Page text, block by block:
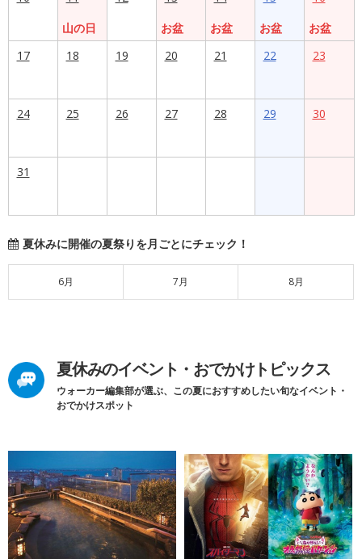
山の日
お盆
お盆
お盆
お盆
17
18 19 20 21 22 23
24 25 26 27 28 29 30
31
夏休みに開催の夏祭りを月ごとにチェック！
6月 7月 8月
夏休みのイベント・おでかけトピックス
ウォーカー編集部が選ぶ、この夏におすすめしたい旬なイベント・
おでかけスポット